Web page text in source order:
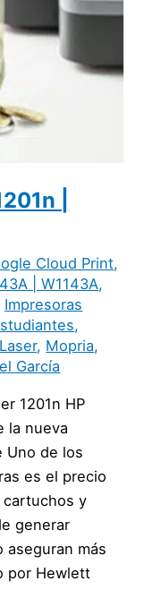
|
Cloud Print,
| W1143A,
Impresoras
,
Laser, Mopria,
García
1201n HP
la nueva
Uno de los
es el precio
cartuchos y
generar
aseguran más
por Hewlett